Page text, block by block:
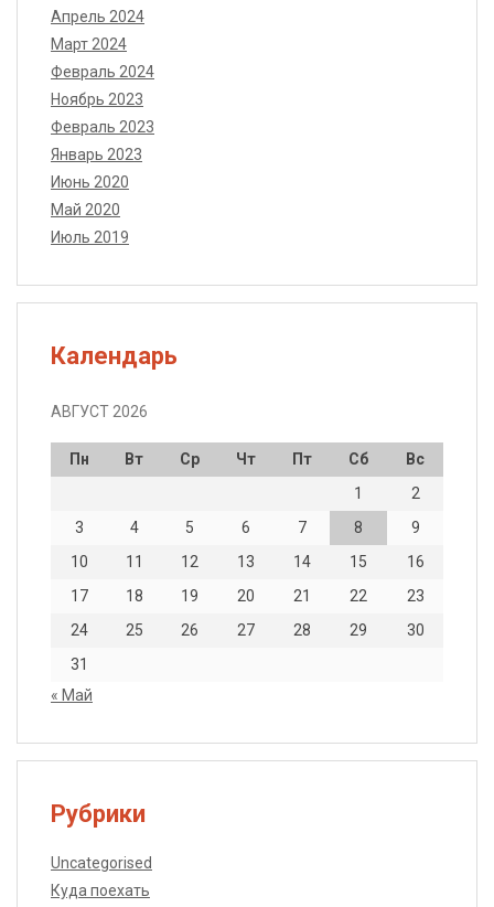
Апрель 2024
Март 2024
Февраль 2024
Ноябрь 2023
Февраль 2023
Январь 2023
Июнь 2020
Май 2020
Июль 2019
Календарь
АВГУСТ 2026
Пн Вт Ср Чт Пт Сб
Вс
1
2
3
4 5 6 7 8
9
10
11 12 13 14 15
16
17
18 19 20 21 22
23
24
25 26 27 28 29
30
31
« Май
Рубрики
Uncategorised
Куда поехать